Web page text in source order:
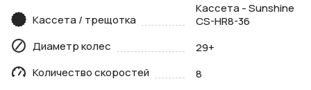
Кассета / трещотка
Кассета - Sunshine
CS-HR8-36
Диаметр колес
29+
Количество скоростей
8